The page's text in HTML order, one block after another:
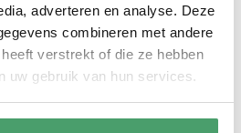
adverteren en analyse. Deze
combineren met andere
verstrekt of die ze hebben
uw gebruik van hun services.
Roses Theepot